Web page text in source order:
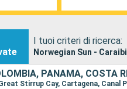
I tuoi criteri di ricerca:
Norwegian Sun - Caraibi